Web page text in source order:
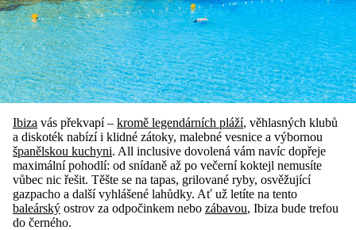
Ibiza vás překvapí – kromě legendárních pláží, věhlasných klubů
a diskoték nabízí i klidné zátoky, malebné vesnice a výbornou
španělskou kuchyni. All inclusive dovolená vám navíc dopřeje
maximální pohodlí: od snídaně až po večerní koktejl nemusíte
vůbec nic řešit. Těšte se na tapas, grilované ryby, osvěžující
gazpacho a další vyhlášené lahůdky. Ať už letíte na tento
baleárský ostrov za odpočinkem nebo zábavou, Ibiza bude trefou
do černého.